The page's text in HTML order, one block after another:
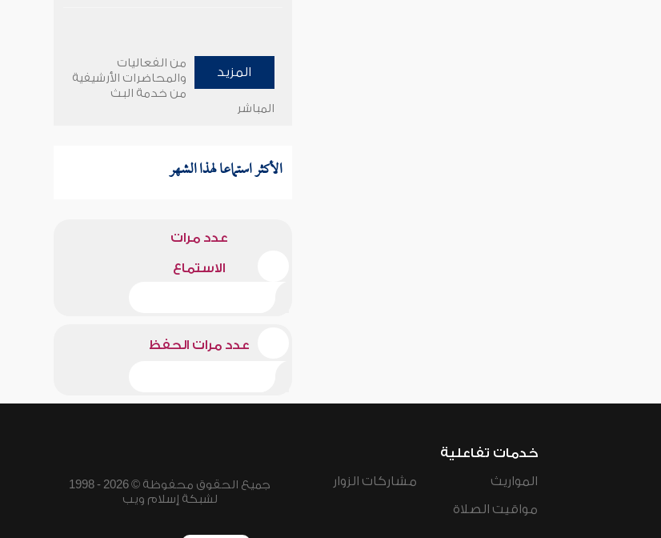
المزيد
من الفعاليات
والمحاضرات الأرشيفية
من خدمة البث
المباشر
الأكثر استماعا لهذا الشهر
عدد مرات
الاستماع
عدد مرات الحفظ
خدمات تفاعلية
المواريث
مواقيت الصلاة
مشاركات الزوار
جميع الحقوق محفوظة © 2026 - 1998
لشبكة إسلام ويب